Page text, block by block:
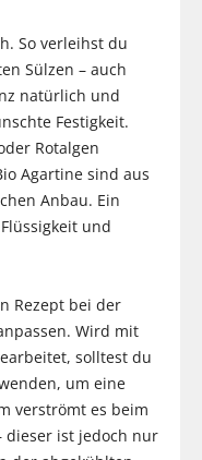
So verleihst du
Sülzen – auch
natürlich und
Festigkeit.
Rotalgen
Agartine sind aus
Anbau. Ein
und
Rezept bei der
Wird mit
solltest du
um eine
verströmt es beim
dieser ist jedoch nur